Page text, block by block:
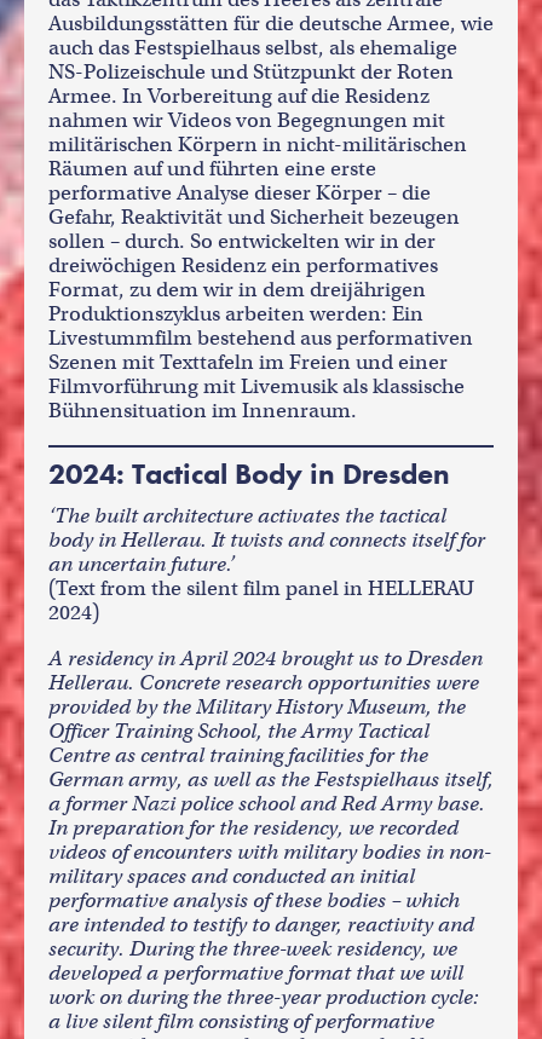
Ausbildungsstätten für die deutsche Armee, wie
auch das Festspielhaus selbst, als ehemalige
NS-Polizeischule und Stützpunkt der Roten
Armee. In Vorbereitung auf die Residenz
nahmen wir Videos von Begegnungen mit
militärischen Körpern in nicht-militärischen
Räumen auf und führten eine erste
performative Analyse dieser Körper – die
Gefahr, Reaktivität und Sicherheit bezeugen
sollen – durch. So entwickelten wir in der
dreiwöchigen Residenz ein performatives
Format, zu dem wir in dem dreijährigen
Produktionszyklus arbeiten werden: Ein
Livestummfilm bestehend aus performativen
Szenen mit Texttafeln im Freien und einer
Filmvorführung mit Livemusik als klassische
Bühnensituation im Innenraum.
2024: Tactical Body in Dresden
‘The built architecture activates the tactical
body in Hellerau. It twists and connects itself for
an uncertain future.’
(Text from the silent film panel in HELLERAU
2024)
A residency in April 2024 brought us to Dresden
Hellerau. Concrete research opportunities were
provided by the Military History Museum, the
Officer Training School, the Army Tactical
Centre as central training facilities for the
German army, as well as the Festspielhaus itself,
a former Nazi police school and Red Army base.
In preparation for the residency, we recorded
videos of encounters with military bodies in non-
military spaces and conducted an initial
performative analysis of these bodies – which
are intended to testify to danger, reactivity and
security. During the three-week residency, we
developed a performative format that we will
work on during the three-year production cycle:
a live silent film consisting of performative